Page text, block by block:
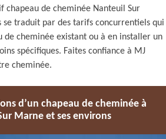
chapeau de cheminée Nanteuil Sur
traduit par des tarifs concurrentiels qui
de cheminée existant ou à en installer un
spécifiques. Faites confiance à MJ
cheminée.
d’un chapeau de cheminée à
Marne et ses environs